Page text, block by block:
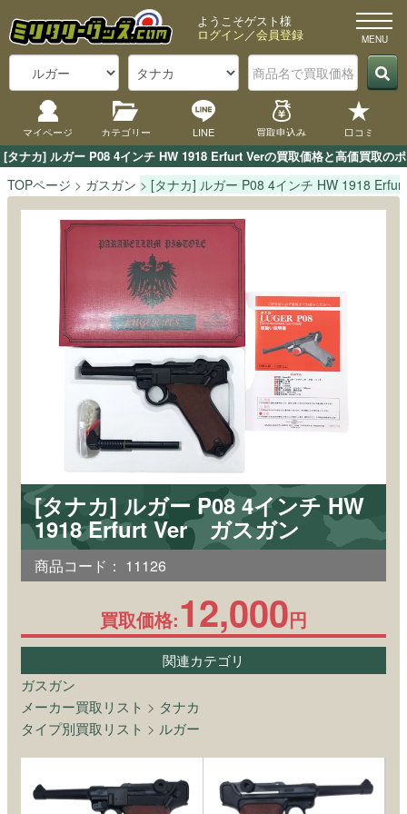
[タナカ] ルガー P08 4インチ HW 1918 Erfurt Verの買取価格と高価買取の
ようこそゲスト様
ログイン／会員登録
マイページ カテゴリー LINE 買取申込み 口コミ
TOPページ ガスガン [タナカ] ルガー P08 4インチ HW 1918
[タナカ] ルガー P08 4インチ HW
1918 Erfurt Ver ガスガン
商品コード： 11126
買取価格:12,000円
関連カテゴリ
ガスガン
メーカー買取リスト > タナカ
タイプ別買取リスト > ルガー